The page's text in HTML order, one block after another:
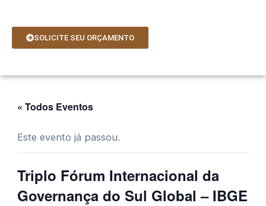
SOLICITE SEU ORÇAMENTO
« Todos Eventos
Este evento já passou.
Triplo Fórum Internacional da
Governança do Sul Global – IBGE